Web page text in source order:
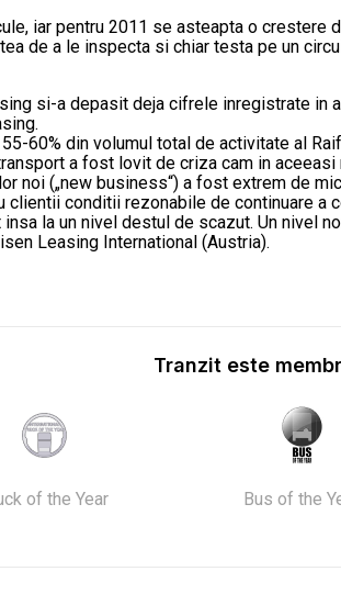
iar pentru 2011 se asteapta o
de a le inspecta si chiar testa pe un
si-a depasit deja cifrele inregistrate in
60% din volumul total de activitate al
a fost lovit de criza cam in
noi („new business“) a fost extrem de
conditii rezonabile de continuare
la un nivel destul de scazut. Un nivel
Raiffeisen Leasing
Tranzit este
of the Year Bus of the